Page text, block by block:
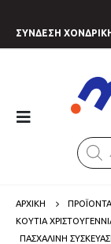
ΣΥΝΔΕΣΗ
search
ΑΡΧΙΚΗ
ΠΡΟΪΟΝΤΑ
ΚΟΥΤΙΑ
ΠΑΣΧΑΛΙΝΗ